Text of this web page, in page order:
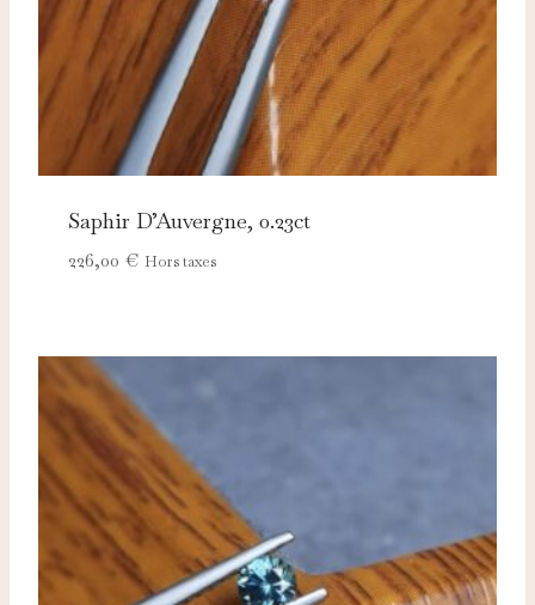
Saphir D’Auvergne, 0.23ct
226,00 € Hors taxes
Analytics
Ces cookies nous permettent de mesurer l'audience et
d'améliorer nos contenus (Google Analytics, Matomo…).
Marketing
Ces cookies servent à vous proposer des publicités
adaptées à vos centres d'intérêt.